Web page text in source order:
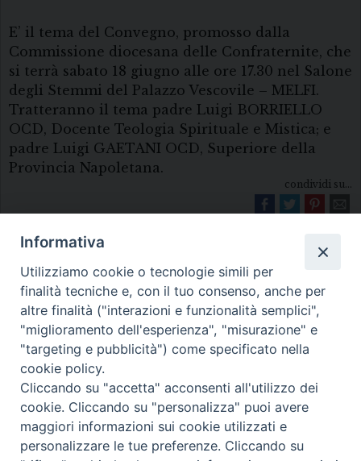
E’ il tema del Convegno, promosso dalla
Commissione diocesana delle Confraternite, che
si terrà sabato 18 giugno alle ore 17.30 nel Salone
degli Stemmi del Palazzo Vescovile – MELFI.
Tratteranno il tema padre Luigi BORRIELLO
OCD, Docente Teologia Spirituale e Mistica; e
padre Luigi GAETANI OCD, Superiore della
Provincia Napoletana.
condividi su...
Diocesi di Melfi Rapolla Venosa
• Largo Duomo, 12 - 85025 MELFI (PZ) •
Tel. 0972238604
PEC ufficiale della Diocesi:
diocesi.melfi_rapolla_venosa@legalmail.it
Informativa
Utilizziamo cookie o tecnologie simili per
finalità tecniche e, con il tuo consenso, anche per
altre finalità ("interazioni e funzionalità semplici",
"miglioramento dell'esperienza", "misurazione" e
"targeting e pubblicità") come specificato nella
cookie policy.
Cliccando su "accetta" acconsenti all'utilizzo dei
cookie. Cliccando su "personalizza" puoi avere
maggiori informazioni sui cookie utilizzati e
personalizzare le tue preferenze. Cliccando su